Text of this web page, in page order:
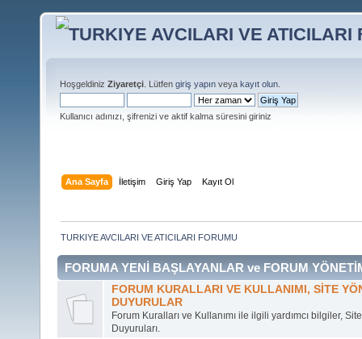
Hoşgeldiniz Ziyaretçi . Lütfen giriş yapın veya kayıt olun
Kullanıcı adınızı, şifrenizi ve aktif kalma süresini giriniz
Ana Sayfa İletişim Giriş Yap Kayıt Ol
TURKIYE AVCILARI VE ATICILARI FORUMU
FORUMA YENİ BAŞLAYANLAR ve FORUM
FORUM KURALLARI VE KULLANIMI, SİTE
DUYURULAR
Forum Kuralları ve Kullanımı ile ilgili yardımcı bilgiler,
Duyuruları.